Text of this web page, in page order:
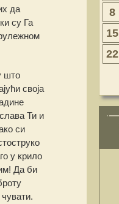
да
су Га
што
своја
Ти и
си
у крило
Да би
8
15
22